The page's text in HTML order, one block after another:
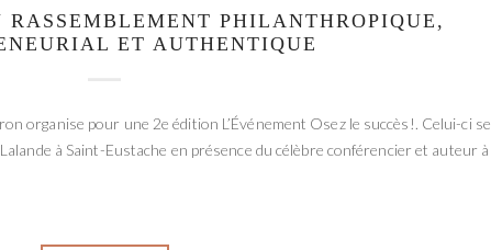
RASSEMBLEMENT PHILANTHROPIQUE,
ET AUTHENTIQUE
organise pour une 2e édition L’Événement Osez le succès!. Celui-ci se
à Saint-Eustache en présence du célèbre conférencier et auteur à